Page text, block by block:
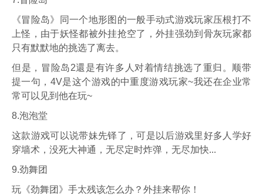
《冒险岛》同一个地形图的一般手动式游戏玩家压根打不
上怪，由于妖怪都被外挂抢空了，外挂强劲到骨灰玩家都
只有默默地的挑选了离去。
但是，冒险岛2還是有许多人对着情结挑选了重归。顺带
提一句，4V是这个游戏的中重度游戏玩家~我还在企业常
常可以见到他在玩~
8.泡泡堂
这款游戏可以说带妹先铎了，可是以后游戏里好多人学好
穿墙术，没死大神通，无尽定时炸弹，无尽加快...
9.劲舞团
玩《劲舞团》手太残该怎么办？外挂来帮你！